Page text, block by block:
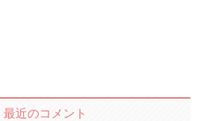
最近のコメント